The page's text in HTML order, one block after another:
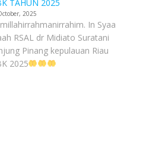
TAHUN 2025
2025
In Syaa
RSAL dr Midiato Suratani
Pinang kepulauan Riau
2025